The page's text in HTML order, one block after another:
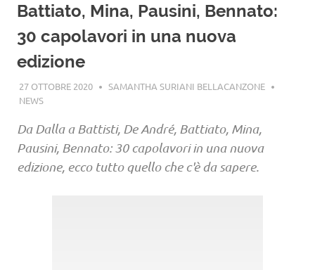
Battiato, Mina, Pausini, Bennato:
30 capolavori in una nuova
edizione
27 OTTOBRE 2020
SAMANTHA SURIANI BELLACANZONE
NEWS
Da Dalla a Battisti, De André, Battiato, Mina,
Pausini, Bennato: 30 capolavori in una nuova
edizione, ecco tutto quello che c'è da sapere.